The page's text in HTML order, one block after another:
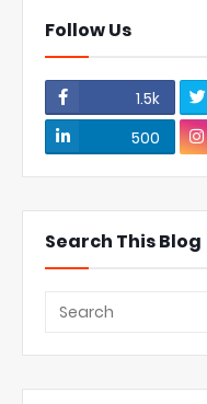
Follow Us
1.5k
500
Search This Blog